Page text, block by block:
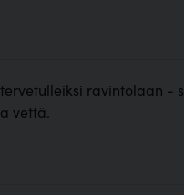
ravintolaan -
vettä.